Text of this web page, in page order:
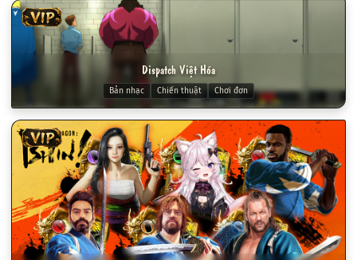
VIP
Dispatch Việt Hóa
Bản nhạc Chiến thuật Chơi đơn
VIP